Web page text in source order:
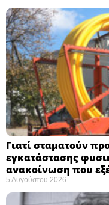
Γιατί σταματούν
εγκατάστασης
ανακοίνωση που
5 Αυγούστου 2026